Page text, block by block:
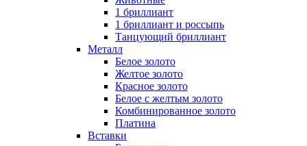
1 бриллиант
1 бриллиант и россыпь
Танцующий бриллиант
Металл
Белое золото
Желтое золото
Красное золото
Белое с желтым золото
Комбинированное золото
Платина
Вставки